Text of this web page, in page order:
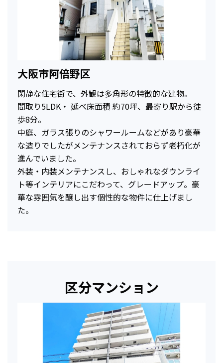
大阪市阿倍野区
閑静な住宅街で、外観は多角形の特徴的な建物。
間取り5LDK・ 延べ床面積 約70坪、最寄り駅から徒
歩8分。
中庭、ガラス張りのシャワールームなどがあり豪華
な造りでしたがメンテナンスされておらず老朽化が
進んでいました。
外装・内装メンテナンスし、おしゃれなダウンライ
ト等インテリアにこだわって、グレードアップ。豪
華な雰囲気を醸し出す個性的な物件に仕上げまし
た。
区分マンション